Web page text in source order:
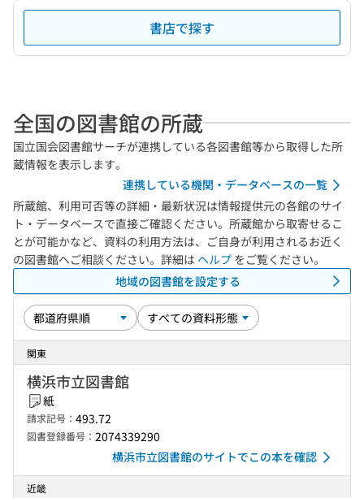
書店で探す
全国の図書館の所蔵
国立国会図書館サーチが連携している各図書館等から取得した所
蔵情報を表示します。
連携している機関・データベースの一覧
所蔵館、利用可否等の詳細・最新状況は情報提供元の各館のサイ
ト・データベースで直接ご確認ください。所蔵館から取寄せるこ
とが可能かなど、資料の利用方法は、ご自身が利用されるお近く
の図書館へご相談ください。詳細は ヘルプ をご覧ください。
地域の図書館を設定する
関東
横浜市立図書館
紙
請求記号： 493.72
図書登録番号： 2074339290
横浜市立図書館のサイトでこの本を確認
近畿